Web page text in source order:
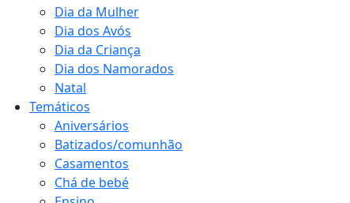
Dia da Mulher
Dia dos Avós
Dia da Criança
Dia dos Namorados
Natal
Temáticos
Aniversários
Batizados/comunhão
Casamentos
Chá de bebé